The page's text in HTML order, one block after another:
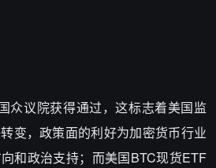
众议院获得通过，这标志着美国监
变，政策面的利好为加密货币行业
和政治支持；而美国BTC现货ETF